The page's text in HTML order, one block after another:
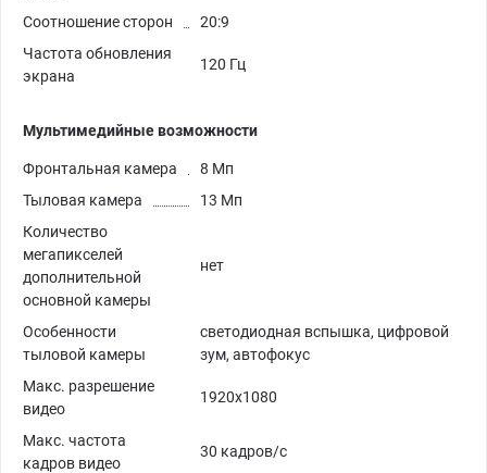
Соотношение сторон
20:9
Частота обновления
экрана
120 Гц
Мультимедийные возможности
Фронтальная камера
8 Мп
Тыловая камера
13 Мп
Количество
мегапикселей
дополнительной
основной камеры
нет
Особенности
тыловой камеры
светодиодная вспышка, цифровой
зум, автофокус
Макс. разрешение
видео
1920х1080
Макс. частота
кадров видео
30 кадров/с